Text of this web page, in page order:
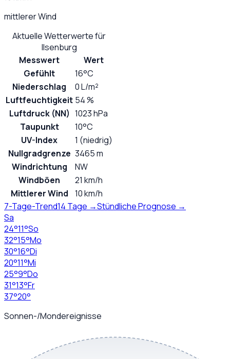
mittlerer Wind
Aktuelle Wetterwerte für
Ilsenburg
Messwert
Wert
Gefühlt
16°C
Niederschlag
0 L/m²
Luftfeuchtigkeit 54 %
Luftdruck (NN) 1023 hPa
Taupunkt
10°C
UV-Index
1 (niedrig)
Nullgradgrenze 3465 m
Windrichtung
NW
Windböen
21 km/h
Mittlerer Wind
10 km/h
7-Tage-Trend14 Tage →Stündliche Prognose →
Sa
24°11°So
32°15°Mo
30°16°Di
20°11°Mi
25°9°Do
31°13°Fr
37°20°
Sonnen-/Mondereignisse